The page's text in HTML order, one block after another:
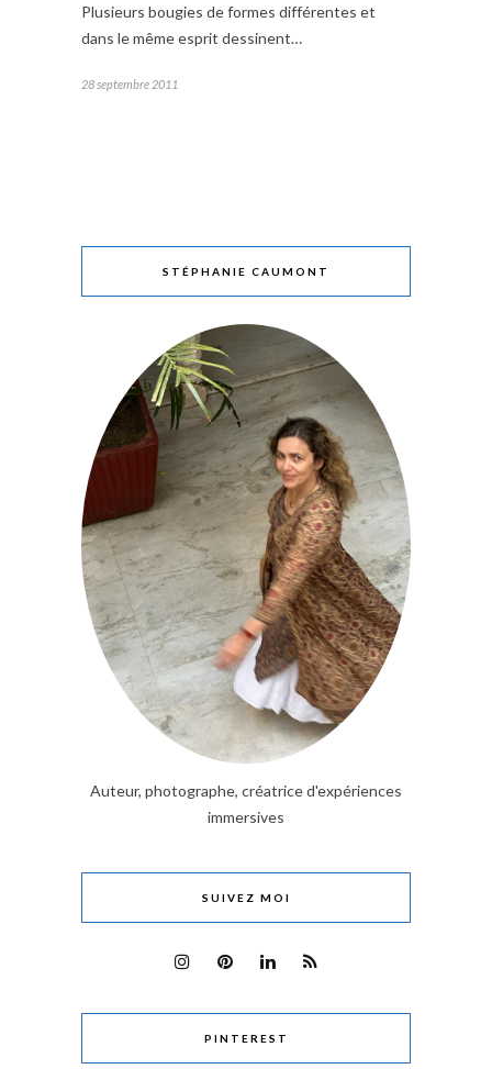
Plusieurs bougies de formes différentes et
dans le même esprit dessinent…
28 septembre 2011
STÉPHANIE CAUMONT
Auteur, photographe, créatrice d'expériences
immersives
SUIVEZ MOI
PINTEREST